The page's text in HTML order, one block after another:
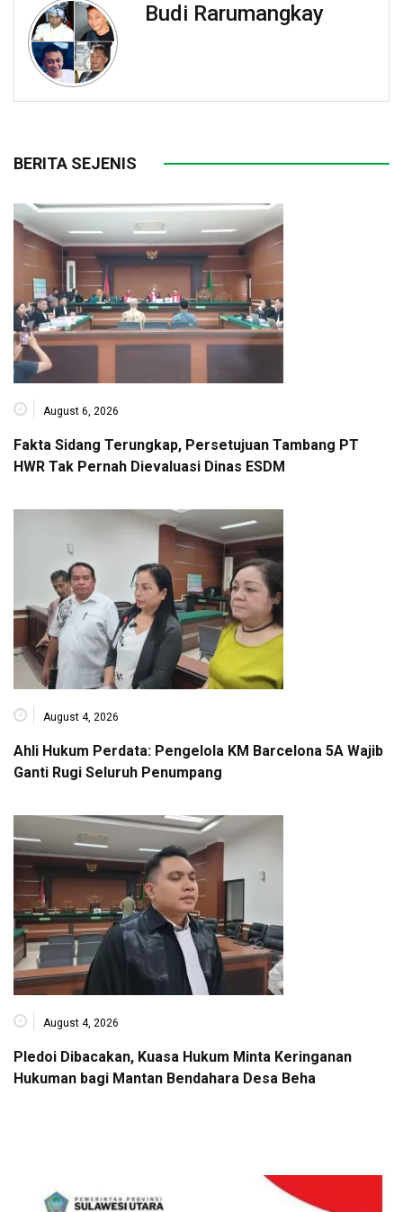
Budi Rarumangkay
BERITA SEJENIS
August 6, 2026
Fakta Sidang Terungkap, Persetujuan Tambang PT
HWR Tak Pernah Dievaluasi Dinas ESDM
August 4, 2026
Ahli Hukum Perdata: Pengelola KM Barcelona 5A Wajib
Ganti Rugi Seluruh Penumpang
August 4, 2026
Pledoi Dibacakan, Kuasa Hukum Minta Keringanan
Hukuman bagi Mantan Bendahara Desa Beha